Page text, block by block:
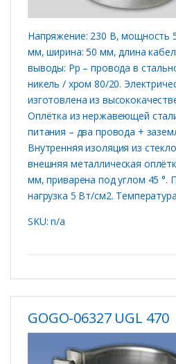
Напряжение: 230 В, мощность
мм, ширина: 50 мм, длина
выводы: Рр – провода в
никель / хром 80/20.
изготовлена ​​из
Оплётка из нержавеющей
питания – два провода +
Внутренняя изоляция из
внешняя металлическая
мм, приварена под углом 45 °.
нагрузка 5 Вт/см2.
SKU: n/a
GOGO-06327 UGL 470